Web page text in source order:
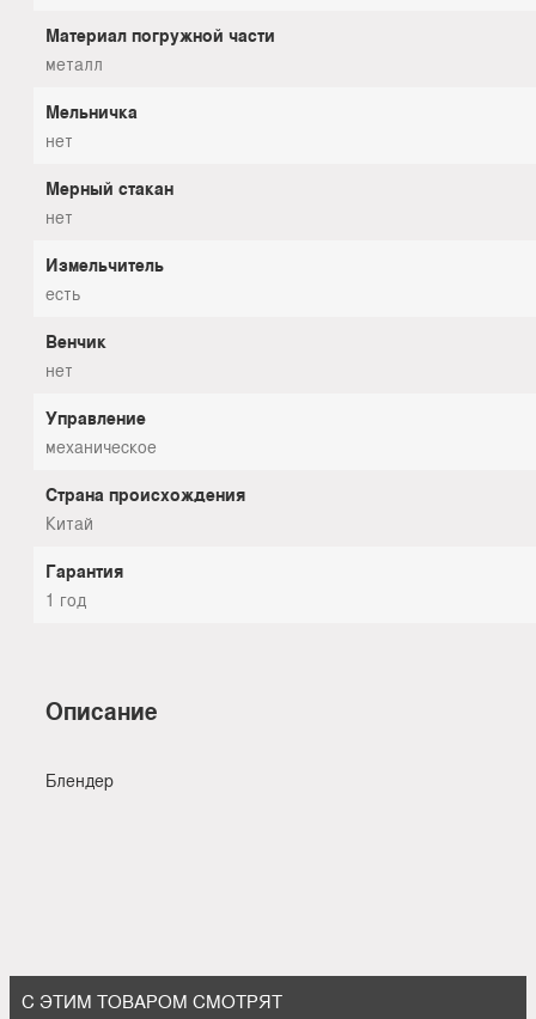
Материал погружной части
металл
Мельничка
нет
Мерный стакан
нет
Измельчитель
есть
Венчик
нет
Управление
механическое
Страна происхождения
Китай
Гарантия
1 год
Описание
Блендер
С ЭТИМ ТОВАРОМ СМОТРЯТ